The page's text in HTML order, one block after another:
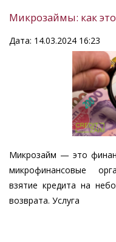
Микрозаймы: как
Дата: 14.03.2024 16:23
Микрозайм — это
микрофинансовые
взятие кредита на
возврата. Услуга